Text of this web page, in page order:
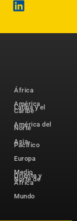
África
América
Latina y el
Caribe
América del
Norte
Asia-
Pacífico
Europa
Medio
Oriente y
Norte de
África
Mundo